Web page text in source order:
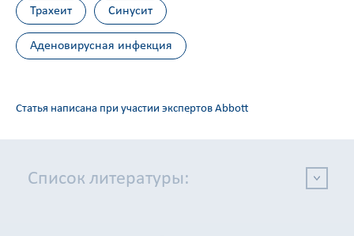
Трахеит Синусит
Аденовирусная инфекция
Статья написана при участии экспертов Abbott
Список литературы: